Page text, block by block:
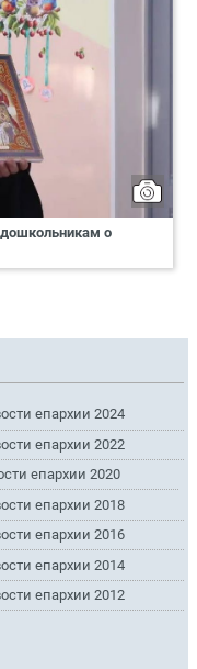
о
епархии 2024
епархии 2022
епархии 2020
епархии 2018
епархии 2016
епархии 2014
епархии 2012